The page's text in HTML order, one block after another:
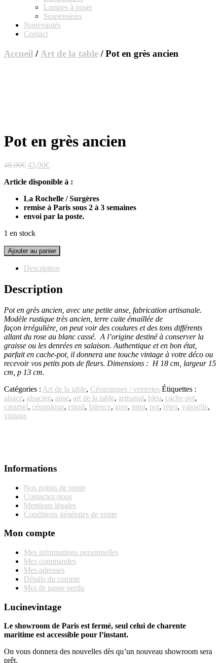
Lampes à poser
Suspensions
Nouveautés
Contact
Accueil / Art de la table / Pot en grès ancien
Pot en grès ancien
48,00€ Le
initial
48,00€.
43,00€Le
actuel
43,00€.
Article disponible à :
La Rochelle / Surgères
remise à Paris sous 2 à 3 semaines
envoi par la poste.
1 en stock
quantité
de
grès
ancien
Ajouter au panier
Description
Description
Pot en grès ancien, avec une petite anse, fabrication artisanale.
Modèle rustique très ancien, terre cuite émaillée de
façon irrégulière, on peut voir des coulures et des tons différents
allant du rose au blanc cassé. A l’origine destiné à conserver la
graisse ou les denrées en salaison. Authentique et en bon état,
parfait en cache-pot, il donnera une touche vintage à votre déco ou
recevoir vos petits pots de fleurs. Dimensions : H 18 cm, largeur 15
cm, p 13 cm.
Catégories : Art de la table, Céramiques / verreries Étiquettes :
alsace, alsacien, anse, art de la table, artisanal, bleu, cache pot,
caramel, céramique, email, faïence, gres, mini, pot, rétro, vaisselle,
vintage
Informations
Nos points de vente
Contactez-nous
Mentions légales
Conditions générales de vente
Mon compte
Mes informations personnelles
Mes commandes
Mes adresses
Détails du compte
Mot de passe perdu
Lucinevintage
Le showroom de Paris est fermé, seul celui de charente
maritime est accessible pour l’instant.
On vous donnera des nouvelles dès qu’un nouveau showroom sera
prêt.